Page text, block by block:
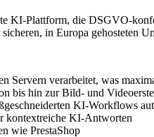
KI-Plattform, die DSGVO-
in Europa gehosteten
Servern verarbeitet, was
bis hin zur Bild- und
KI-Workflows
kontextreiche KI-Antworten
wie PrestaShop